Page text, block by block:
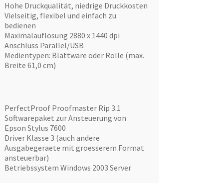
Hohe Druckqualität, niedrige Druckkosten
Vielseitig, flexibel und einfach zu
bedienen
Maximalauflösung 2880 x 1440 dpi
Anschluss Parallel/USB
Medientypen: Blattware oder Rolle (max.
Breite 61,0 cm)
PerfectProof Proofmaster Rip 3.1
Softwarepaket zur Ansteuerung von
Epson Stylus 7600
Driver Klasse 3 (auch andere
Ausgabegeraete mit groesserem Format
ansteuerbar)
Betriebssystem Windows 2003 Server